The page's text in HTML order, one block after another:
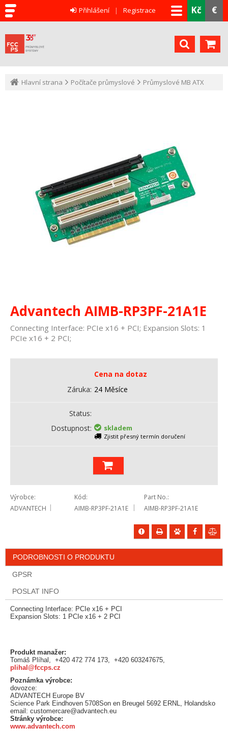
Kč €
Přihlášení Registrace
Hlavní strana Počítače průmyslové Průmyslové MB ATX
Advantech AIMB-RP3PF-21A1E
Connecting Interface: PCIe x16 + PCI; Expansion Slots: 1
PCIe x16 + 2 PCI;
Cena na dotaz
Záruka 24 Měsíce
Status
Dostupnost
skladem
Zjistit přesný termín doručení
Výrobce
ADVANTECH
Kód
AIMB-RP3PF-21A1E
Part No.
AIMB-RP3PF-21A1E
PODROBNOSTI O PRODUKTU
GPSR
POSLAT INFO
Connecting Interface: PCIe x16 + PCI
Expansion Slots: 1 PCIe x16 + 2 PCI
Produkt manažer:
Tomáš Plíhal, +420 472 774 173, +420 603247675,
plihal@fccps.cz
Poznámka výrobce:
dovozce:
ADVANTECH Europe BV
Science Park Eindhoven 5708Son en Breugel 5692 ERNL, Holandsko
email: customercare@advantech.eu
Stránky výrobce:
www.advantech.com